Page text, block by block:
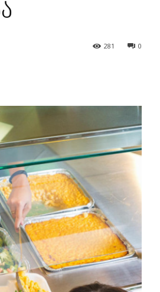
0
281